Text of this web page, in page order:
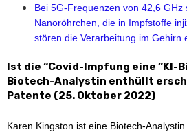
Bei 5G-Frequenzen von 42,6
Nanoröhrchen, die in Impfstoffe
stören die Verarbeitung im Gehirn
Ist die “Covid-Impfung eine ”KI-
Biotech-Analystin enthüllt
Patente (25. Oktober 2022)
Karen Kingston ist eine Biotech-